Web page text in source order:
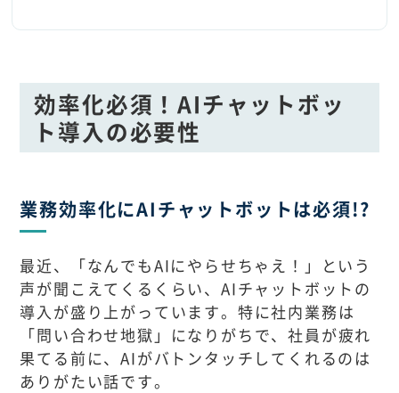
効率化必須！AIチャットボッ
ト導入の必要性
業務効率化にAIチャットボットは必須!?
最近、「なんでもAIにやらせちゃえ！」という
声が聞こえてくるくらい、AIチャットボットの
導入が盛り上がっています。特に社内業務は
「問い合わせ地獄」になりがちで、社員が疲れ
果てる前に、AIがバトンタッチしてくれるのは
ありがたい話です。